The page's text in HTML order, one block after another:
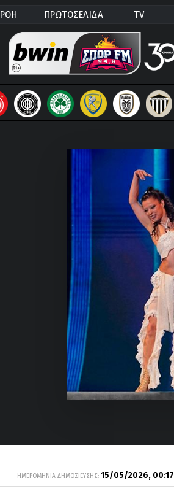
ΡΟΗ ΠΡΩΤΟΣΕΛΙΔΑ TV
ΗΜΕΡΟΜΗΝΙΑ ΔΗΜΟΣΙΕΥΣΗΣ: 15/05/2026, 00:17